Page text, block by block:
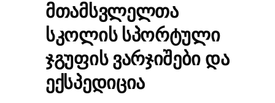
ᲛᲗᲐᲛᲡᲕᲚᲔᲚᲗᲐ
ᲡᲙᲝᲚᲘᲡ ᲡᲞᲝᲠᲢᲣᲚᲘ
ᲯᲒᲣᲤᲘᲡ ᲕᲐᲠᲯᲘᲨᲔᲑᲘ ᲓᲐ
ᲔᲥᲡᲞᲔᲓᲘᲪᲘᲐ